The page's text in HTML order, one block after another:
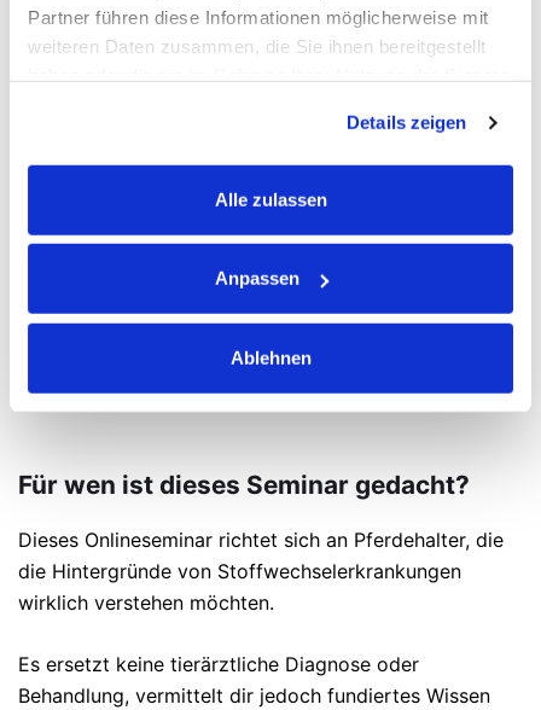
Partner führen diese Informationen möglicherweise mit
weiteren Daten zusammen, die Sie ihnen bereitgestellt
Details zeigen
Alle zulassen
Anpassen
Ablehnen
Kurszugang und -dauer
uneingeschränkten Zugriff auf alle Videolektionen und
Lernmaterialien. Lernen in deinem eigenen Tempo und
wiederhole Inhalte so oft du möchtest.
Selbststudium. Es sind keine Live-Meetings enthalten.
Für wen ist dieses Seminar gedacht?
Dieses Onlineseminar richtet sich an Pferdehalter, die
die Hintergründe von Stoffwechselerkrankungen
wirklich verstehen möchten.
Es ersetzt keine tierärztliche Diagnose oder
Behandlung, vermittelt dir jedoch fundiertes Wissen